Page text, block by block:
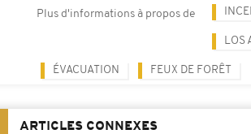
Plus d'informations à propos de
LOS
ÉVACUATION FEUX DE FORÊT
ARTICLES CONNEXES